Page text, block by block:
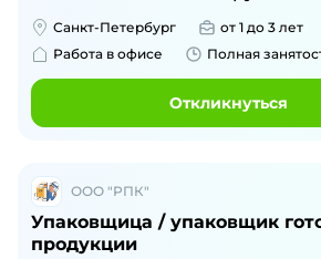
Санкт-Петербург
от 1 до 3 лет
Работа в офисе
Полная
Откликнуться
ООО "РПК"
Упаковщица / упаковщик
продукции